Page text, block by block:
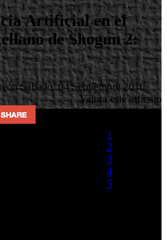
Artificial en el
de Shogun 2:
Sábado, 04 Septiembre 2010
Valora este artículo
1
2
3
4
5